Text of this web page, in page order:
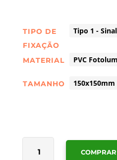
TIPO DE
FIXAÇÃO
MATERIAL
TAMANHO
QUANTIDADE
COMPRAR